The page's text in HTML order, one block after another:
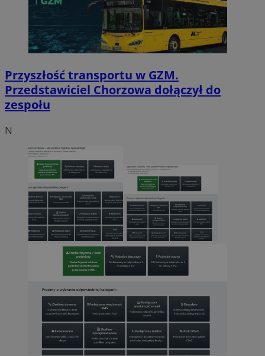
Przyszłość transportu w GZM.
Przedstawiciel Chorzowa dołączył do
zespołu
N